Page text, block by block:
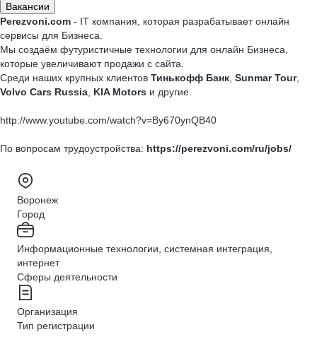
Вакансии
Perezvoni.com - IT компания, которая разрабатывает онлайн
сервисы для Бизнеса.
Мы создаём футуристичные технологии для онлайн Бизнеса,
которые увеличивают продажи с сайта.
Среди наших крупных клиентов Тинькофф Банк Sunmar Tour,
Volvo Cars Russia KIA Motors и другие.
http://www.youtube.com/watch?v=By670ynQB40
По вопросам трудоустройства: https://perezvoni.com/ru/jobs/
Воронеж
Город
Информационные технологии, системная интеграция,
интернет
Сферы деятельности
Организация
Тип регистрации